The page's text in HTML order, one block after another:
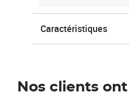
Caractéristiques
Nos clients